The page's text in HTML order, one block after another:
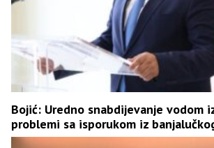
Bojić: Uredno snabdijevanje vodom
problemi sa isporukom iz